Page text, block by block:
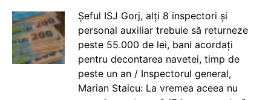
Șeful ISJ Gorj, alți 8 inspectori și
personal auxiliar trebuie să returneze
peste 55.000 de lei, bani acordați
pentru decontarea navetei, timp de
peste un an / Inspectorul general,
Marian Staicu: La vremea aceea nu